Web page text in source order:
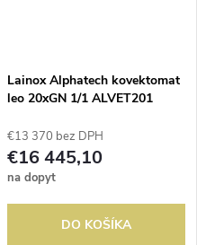
Lainox Alphatech kovektomat
leo 20xGN 1/1 ALVET201
€13 370 bez DPH
€16 445,10
na dopyt
DO KOŠÍKA